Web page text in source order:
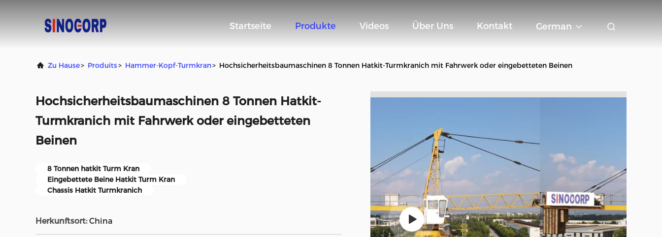
Startseite Produkte Videos Über Uns Kontakt German
Zu Hause> Produits> Hammer-Kopf-Turmkran> Hochsicherheitsbaumaschinen 8 Tonnen Hatkit-Turmkranich mit Fahrwerk oder eingebetteten Beinen
Hochsicherheitsbaumaschinen 8 Tonnen Hatkit-
Turmkranich mit Fahrwerk oder eingebetteten
Beinen
8 Tonnen hatkit Turm Kran
Eingebettete Beine Hatkit Turm Kran
Chassis Hatkit Turmkranich
Herkunftsort: China